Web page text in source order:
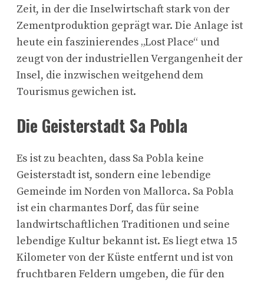
Zeit, in der die Inselwirtschaft stark von der
Zementproduktion geprägt war. Die Anlage ist
heute ein faszinierendes „Lost Place“ und
zeugt von der industriellen Vergangenheit der
Insel, die inzwischen weitgehend dem
Tourismus gewichen ist.
Die Geisterstadt Sa Pobla
Es ist zu beachten, dass Sa Pobla keine
Geisterstadt ist, sondern eine lebendige
Gemeinde im Norden von Mallorca. Sa Pobla
ist ein charmantes Dorf, das für seine
landwirtschaftlichen Traditionen und seine
lebendige Kultur bekannt ist. Es liegt etwa 15
Kilometer von der Küste entfernt und ist von
fruchtbaren Feldern umgeben, die für den